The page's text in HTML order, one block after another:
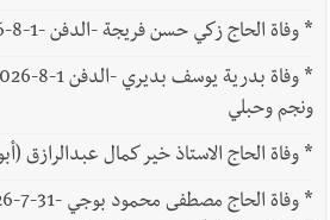
*وفاة الحاج زكي حسن فريجة -الدفن -1-8-2026
*
ونجم وحبلي
*وفاة الحاج الاستاذ خير كمال عبدالرازق (أبو خالد
*